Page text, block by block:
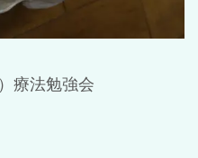
療法勉強会